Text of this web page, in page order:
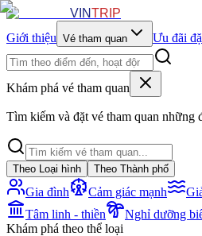
VINTRIP
Giới thiệu Vé tham quan Ưu đãi
Khám phá vé tham quan
Tìm kiếm và đặt vé tham quan những
Theo Loại hình Theo Thành phố
Gia đình Cảm giác mạnh
Tâm linh - thiền
Nghỉ dưỡng
Khám phá theo thể loại